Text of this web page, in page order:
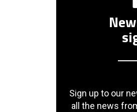
Sign up to our
all the news